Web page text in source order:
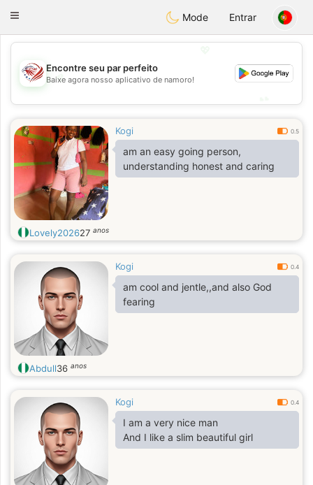
Dating
Toggle
Mode Entrar
💖
💕
Encontre seu par perfeito
Baixe agora nosso aplicativo de namoro!
Kogi 0.5
am an easy going person,
understanding honest and caring
Lovely202627 anos
Kogi 0.4
am cool and jentle,,and also God
fearing
Abdull36 anos
Kogi 0.4
I am a very nice man
And I like a slim beautiful girl